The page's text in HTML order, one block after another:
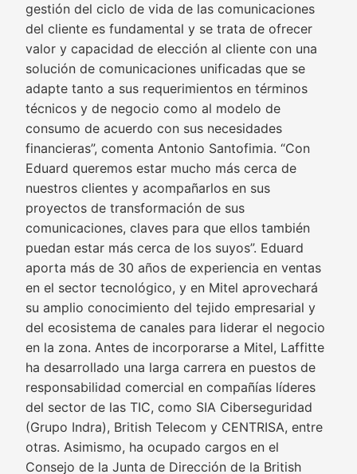
gestión del ciclo de vida de las comunicaciones
del cliente es fundamental y se trata de ofrecer
valor y capacidad de elección al cliente con una
solución de comunicaciones unificadas que se
adapte tanto a sus requerimientos en términos
técnicos y de negocio como al modelo de
consumo de acuerdo con sus necesidades
financieras”, comenta Antonio Santofimia. “Con
Eduard queremos estar mucho más cerca de
nuestros clientes y acompañarlos en sus
proyectos de transformación de sus
comunicaciones, claves para que ellos también
puedan estar más cerca de los suyos”. Eduard
aporta más de 30 años de experiencia en ventas
en el sector tecnológico, y en Mitel aprovechará
su amplio conocimiento del tejido empresarial y
del ecosistema de canales para liderar el negocio
en la zona. Antes de incorporarse a Mitel, Laffitte
ha desarrollado una larga carrera en puestos de
responsabilidad comercial en compañías líderes
del sector de las TIC, como SIA Ciberseguridad
(Grupo Indra), British Telecom y CENTRISA, entre
otras. Asimismo, ha ocupado cargos en el
Consejo de la Junta de Dirección de la British